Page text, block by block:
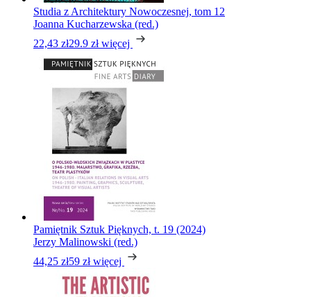
Studia z Architektury Nowoczesnej, tom 12
Joanna Kucharzewska (red.)
22,43 zł29.9 zł więcej
Pamiętnik Sztuk Pięknych, t. 19 (2024)
Jerzy Malinowski (red.)
44,25 zł59 zł więcej